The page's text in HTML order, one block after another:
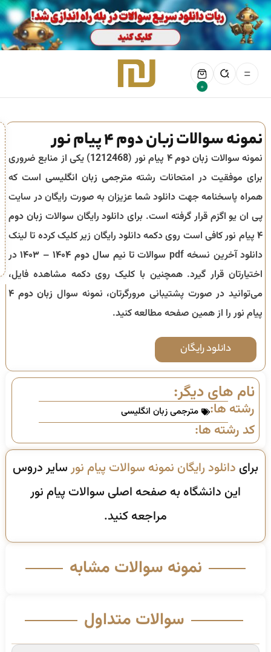
0
نمونه سوالات زبان دوم 4 پیام نور
نمونه سوالات زبان دوم ۴ پیام نور (1212468) یکی از منابع ضروری
برای موفقیت در امتحانات رشته مترجمی زبان انگلیسی است که
همراه پاسخنامه جهت دانلود شما عزیزان به صورت رایگان در سایت
پی ان یو اگزم قرار گرفته است. برای دانلود رایگان سوالات زبان دوم
۴ پیام نور کافی است روی دکمه دانلود رایگان زیر کلیک کرده تا لینک
دانلود آخرین نسخه pdf سوالات تا
نیم سال دوم ۱۴۰۴ – ۱۴۰۳
در
اختیارتان قرار گیرد. همچنین با کلیک روی دکمه مشاهده فایل،
می‌توانید در صورت پشتیبانی مرورگرتان، نمونه سوال زبان دوم ۴
پیام نور را از همین صفحه مطالعه کنید.
دانلود رایگان
نام های دیگر:
رشته ها: مترجمی زبان انگلیسی
کد رشته ها:
برای دانلود رایگان نمونه سوالات پیام نورسایر دروس
این دانشگاه به صفحه اصلی سوالات پیام نور
مراجعه کنید.
نمونه سوالات مشابه
سوالات متداول